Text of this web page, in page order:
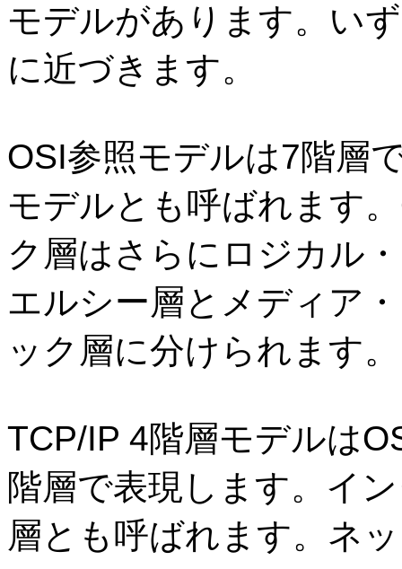
モデルがあります。い
に近づきます。
OSI参照モデルは7階層
モデルとも呼ばれます。
ク層はさらにロジカル
エルシー層とメディア
ック層に分けられます。
TCP/IP 4階層モデルは
階層で表現します。イ
層とも呼ばれます。ネ